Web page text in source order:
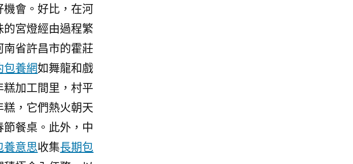
會。好比，在河
宮燈經由過程繁
南省許昌市的霍莊
包養網如舞龍和戲
加工間里，村平
，它們熱火朝天
餐桌。此外，中
養意思收集長期包